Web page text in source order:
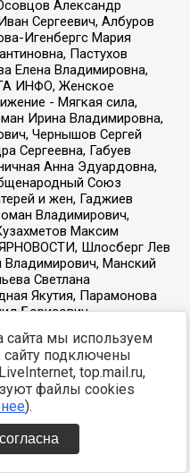
мы используем
сайту подключены
top.mail.ru,
файлы cookies
).